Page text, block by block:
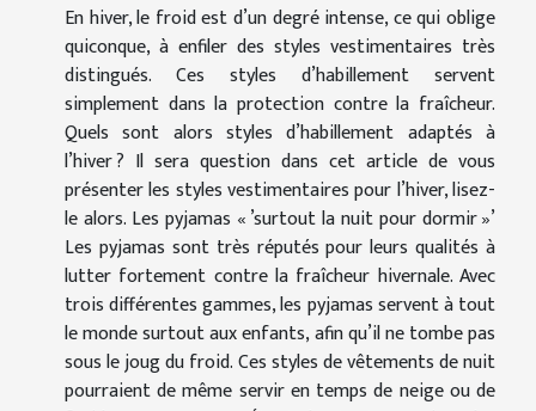
En hiver, le froid est d’un degré intense, ce qui oblige
quiconque, à enfiler des styles vestimentaires très
distingués. Ces styles d’habillement servent
simplement dans la protection contre la fraîcheur.
Quels sont alors styles d’habillement adaptés à
l’hiver ? Il sera question dans cet article de vous
présenter les styles vestimentaires pour l’hiver, lisez-
le alors. Les pyjamas « ’surtout la nuit pour dormir »’
Les pyjamas sont très réputés pour leurs qualités à
lutter fortement contre la fraîcheur hivernale. Avec
trois différentes gammes, les pyjamas servent à tout
le monde surtout aux enfants, afin qu’il ne tombe pas
sous le joug du froid. Ces styles de vêtements de nuit
pourraient de même servir en temps de neige ou de